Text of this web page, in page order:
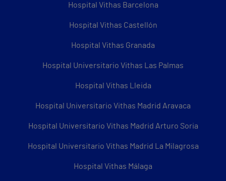
Hospital Vithas Barcelona
Hospital Vithas Castellón
Hospital Vithas Granada
Hospital Universitario Vithas Las Palmas
Hospital Vithas Lleida
Hospital Universitario Vithas Madrid Aravaca
Hospital Universitario Vithas Madrid Arturo Soria
Hospital Universitario Vithas Madrid La Milagrosa
Hospital Vithas Málaga